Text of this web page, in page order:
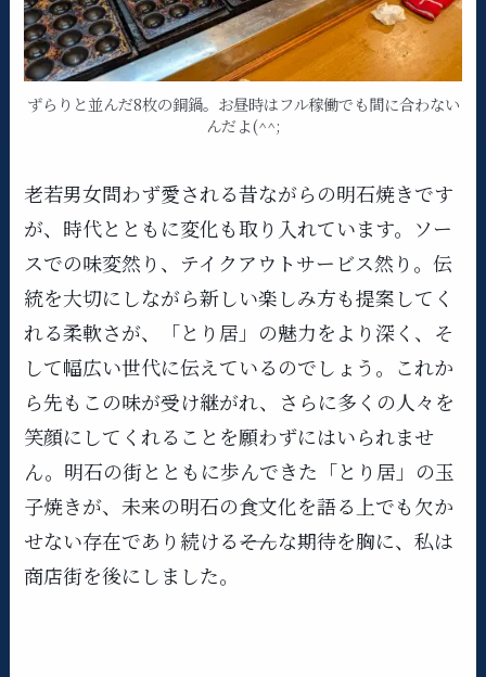
ずらりと並んだ8枚の銅鍋。お昼時はフル稼働でも間に合わない
んだよ(^^;
老若男女問わず愛される昔ながらの明石焼きです
が、時代とともに変化も取り入れています。ソー
スでの味変然り、テイクアウトサービス然り。​伝
統を大切にしながら新しい楽しみ方も提案してく
れる柔軟さが、「とり居」の魅力をより深く、そ
して幅広い世代に伝えているのでしょう。これか
ら先もこの味が受け継がれ、さらに多くの人々を
笑顔にしてくれることを願わずにはいられませ
ん。明石の街とともに歩んできた「とり居」の玉
子焼きが、未来の明石の食文化を語る上でも欠か
せない存在であり続ける――そんな期待を胸に、私は
商店街を後にしました。